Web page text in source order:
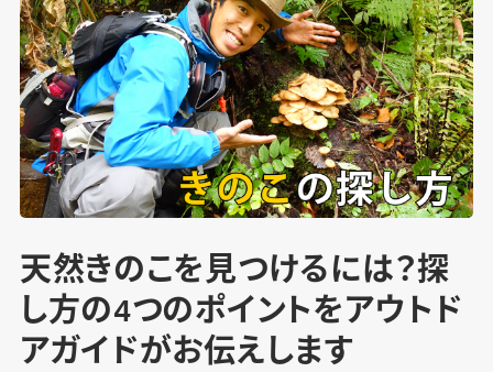
天然きのこを見つけるには？探
し方の4つのポイントをアウトド
アガイドがお伝えします